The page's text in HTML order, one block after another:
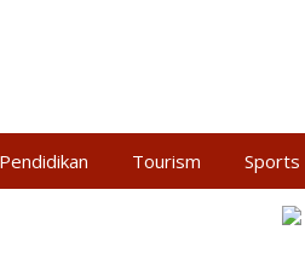
Pendidikan Tourism Sports